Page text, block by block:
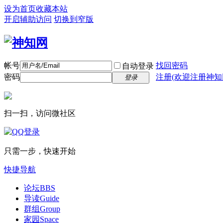
设为首页收藏本站
开启辅助访问 切换到窄版
帐号 自动登录 找回密码
密码
登录 注册(欢迎注册神
扫一扫，访问微社区
只需一步，快速开始
快捷导航
论坛BBS
导读Guide
群组Group
家园 Space